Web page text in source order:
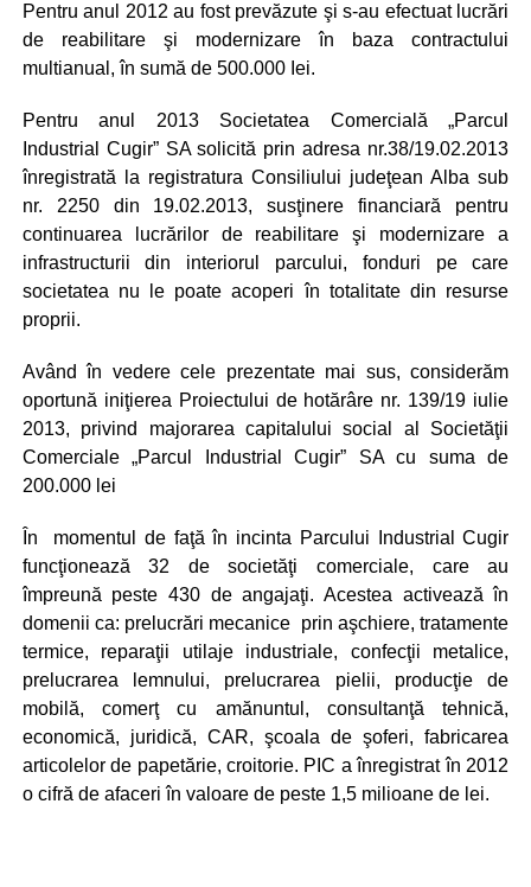
Pentru anul 2012 au fost prevăzute şi s-au efectuat lucrări
de reabilitare şi modernizare în baza contractului
multianual, în sumă de 500.000 Iei.
Pentru anul 2013 Societatea Comercială „Parcul
Industrial Cugir” SA solicită prin adresa nr.38/19.02.2013
înregistrată la registratura Consiliului judeţean Alba sub
nr. 2250 din 19.02.2013, susţinere financiară pentru
continuarea lucrărilor de reabilitare şi modernizare a
infrastructurii din interiorul parcului, fonduri pe care
societatea nu le poate acoperi în totalitate din resurse
proprii.
Având în vedere cele prezentate mai sus, considerăm
oportună iniţierea Proiectului de hotărâre nr. 139/19 iulie
2013, privind majorarea capitalului social al Societăţii
Comerciale „Parcul Industrial Cugir” SA cu suma de
200.000 lei
În momentul de faţă în incinta Parcului Industrial Cugir
funcţionează 32 de societăţi comerciale, care au
împreună peste 430 de angajaţi. Acestea activează în
domenii ca: prelucrări mecanice prin aşchiere, tratamente
termice, reparaţii utilaje industriale, confecţii metalice,
prelucrarea lemnului, prelucrarea pielii, producţie de
mobilă, comerţ cu amănuntul, consultanţă tehnică,
economică, juridică, CAR, şcoala de şoferi, fabricarea
articolelor de papetărie, croitorie. PIC a înregistrat în 2012
o cifră de afaceri în valoare de peste 1,5 milioane de lei.